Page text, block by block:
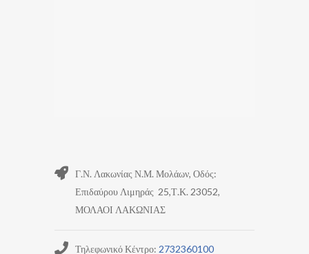
Γ.Ν. Λακωνίας Ν.Μ. Μολάων, Οδός:
Επιδαύρου Λιμηράς 25,Τ.Κ. 23052,
ΜΟΛΑΟΙ ΛΑΚΩΝΙΑΣ
Τηλεφωνικό Κέντρο: 2732360100